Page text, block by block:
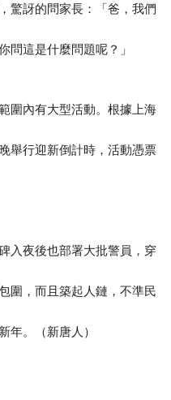
驚訝的問家長：「爸，我們
問這是什麼問題呢？」
圍內有大型活動。根據上海
舉行迎新倒計時，活動憑票
入夜後也部署大批警員，穿
圍，而且築起人鏈，不準民
年。（新唐人）